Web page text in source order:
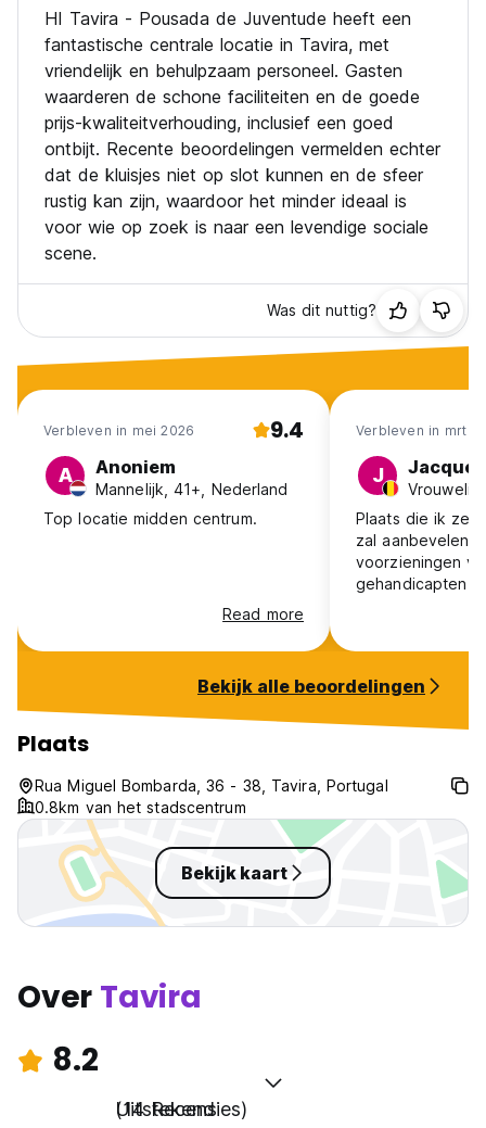
HI Tavira - Pousada de Juventude heeft een
fantastische centrale locatie in Tavira, met
vriendelijk en behulpzaam personeel. Gasten
waarderen de schone faciliteiten en de goede
prijs-kwaliteitverhouding, inclusief een goed
ontbijt. Recente beoordelingen vermelden echter
dat de kluisjes niet op slot kunnen en de sfeer
rustig kan zijn, waardoor het minder ideaal is
voor wie op zoek is naar een levendige sociale
scene.
Was dit nuttig?
Verbleven in mei 2026 9.4
A Anoniem
Mannelijk, 41+, Nederland
Top locatie midden centrum.
Read more
Verbleven in mrt
J
Plaats die ik
zal aanbevelen.
voorzieningen
gehandicapten
Bekijk alle beoordelingen
Plaats
Rua Miguel Bombarda, 36 - 38, Tavira, Portugal
0.8km van het stadscentrum
Bekijk kaart
Over Tavira
8.2
Uitstekend
(14 Recensies)